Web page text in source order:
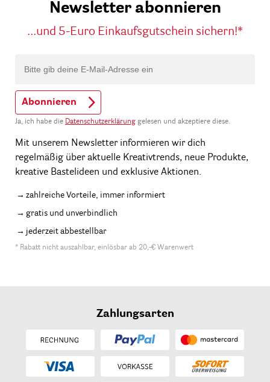
Newsletter abonnieren
...und 5-Euro Einkaufsgutschein sichern!*
Abonnieren
Ja, ich habe die Datenschutzerklärung gelesen und akzeptiere diese.
Mit unserem Newsletter informieren wir dich
regelmäßig über aktuelle Kreativtrends, neue Produkte,
kreative Bastelideen und exklusive Aktionen.
zahlreiche Vorteile, immer informiert
gratis und unverbindlich
jederzeit abbestellbar
* Rabatt nicht auszahlbar, einlösbar ab 20,-€ Warenwert
Zahlungsarten